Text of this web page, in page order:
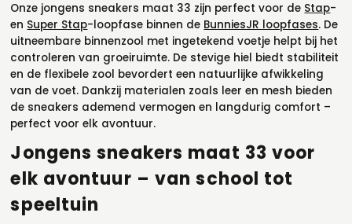
Onze jongens sneakers maat 33 zijn perfect voor de Stap-
en Super Stap-loopfase binnen de BunniesJR loopfases. De
uitneembare binnenzool met ingetekend voetje helpt bij het
controleren van groeiruimte. De stevige hiel biedt stabiliteit
en de flexibele zool bevordert een natuurlijke afwikkeling
van de voet. Dankzij materialen zoals leer en mesh bieden
de sneakers ademend vermogen en langdurig comfort –
perfect voor elk avontuur.
Jongens sneakers maat 33 voor
elk avontuur – van school tot
speeltuin